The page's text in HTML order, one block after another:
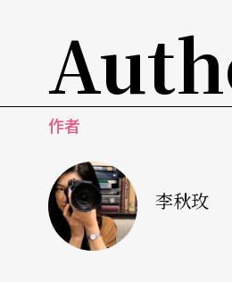
作者
李秋玫